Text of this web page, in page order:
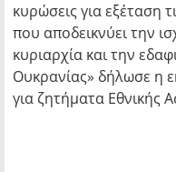
κυρώσεις για εξέταση
που αποδεικνύει την
κυριαρχία και την
Ουκρανίας» δήλωσε η
για ζητήματα Εθνικής